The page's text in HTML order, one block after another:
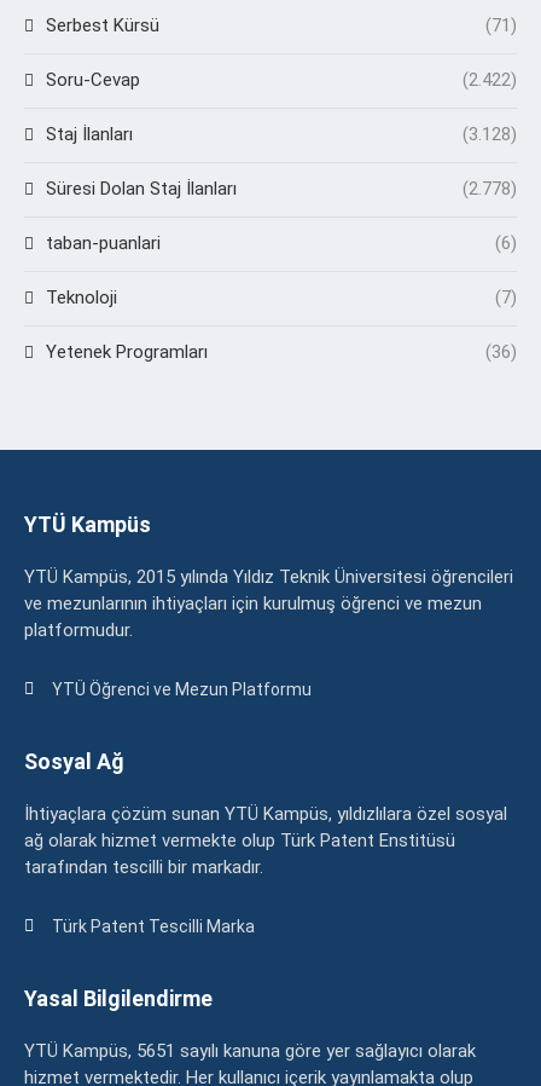
Serbest Kürsü (71)
Soru-Cevap (2.422)
Staj İlanları (3.128)
Süresi Dolan Staj İlanları (2.778)
taban-puanlari (6)
Teknoloji (7)
Yetenek Programları (36)
YTÜ Kampüs
YTÜ Kampüs, 2015 yılında Yıldız Teknik Üniversitesi öğrencileri
ve mezunlarının ihtiyaçları için kurulmuş öğrenci ve mezun
platformudur.
YTÜ Öğrenci ve Mezun Platformu
Sosyal Ağ
İhtiyaçlara çözüm sunan YTÜ Kampüs, yıldızlılara özel sosyal
ağ olarak hizmet vermekte olup Türk Patent Enstitüsü
tarafından tescilli bir markadır.
Türk Patent Tescilli Marka
Yasal Bilgilendirme
YTÜ Kampüs, 5651 sayılı kanuna göre yer sağlayıcı olarak
hizmet vermektedir. Her kullanıcı içerik yayınlamakta olup